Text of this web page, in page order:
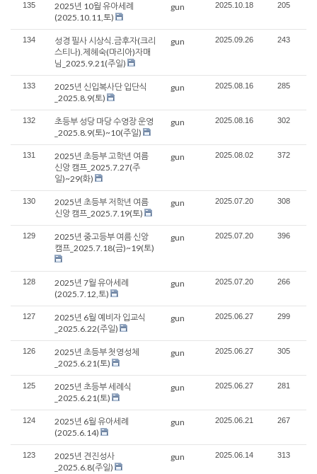
135
2025년 10월 유아세례
(2025.10.11,토)
gun 2025.10.18 205
134
성경 필사 시상식.금후자(크리
스티나).제혜숙(마리아)자매
님_2025.9.21(주일)
gun 2025.09.26 243
133
2025년 신입복사단 입단식
_2025.8.9(토)
gun 2025.08.16 285
132
초등부 성당 마당 수영장 운영
_2025.8.9(토)~10(주일)
gun 2025.08.16 302
131
2025년 초등부 고학년 여름
신앙 캠프_2025.7.27(주
일)~29(화)
gun 2025.08.02 372
130
2025년 초등부 저학년 여름
신앙 캠프_2025.7.19(토)
gun 2025.07.20 308
129
2025년 중고등부 여름 신앙
캠프_2025.7.18(금)~19(토)
gun 2025.07.20 396
128
2025년 7월 유아세례
(2025.7.12,토)
gun 2025.07.20 266
127
2025년 6월 예비자 입교식
_2025.6.22(주일)
gun 2025.06.27 299
126
2025년 초등부 첫영성체
_2025.6.21(토)
gun 2025.06.27 305
125
2025년 초등부 세례식
_2025.6.21(토)
gun 2025.06.27 281
124
2025년 6월 유아세례
(2025.6.14)
gun 2025.06.21 267
123
2025년 견진성사
_2025.6.8(주일)
gun 2025.06.14 313